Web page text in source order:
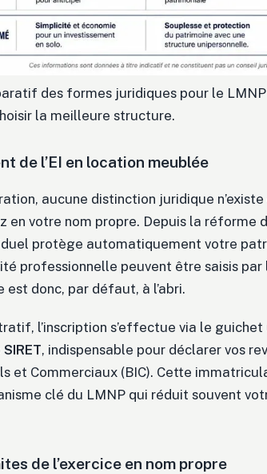
des formes juridiques pour le LMNP
la meilleure structure.
de l’EI en location meublée
aucune distinction juridique
en votre nom propre. Depuis la réforme
protège automatiquement votre
professionnelle peuvent être saisis par
est donc, par défaut, à l’abri.
l’inscription s’effectue via le
SIRET, indispensable pour déclarer vos
et Commerciaux (BIC). Cette
clé du LMNP qui réduit souvent
de l’exercice en nom propre